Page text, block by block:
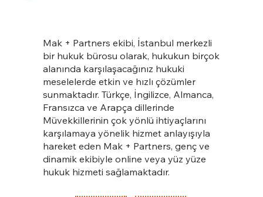
Mak + Partners ekibi, İstanbul merkezli
bir hukuk bürosu olarak, hukukun birçok
alanında karşılaşacağınız hukuki
meselelerde etkin ve hızlı çözümler
sunmaktadır. Türkçe, İngilizce, Almanca,
Fransızca ve Arapça dillerinde
Müvekkillerinin çok yönlü ihtiyaçlarını
karşılamaya yönelik hizmet anlayışıyla
hareket eden Mak + Partners, genç ve
dinamik ekibiyle online veya yüz yüze
hukuk hizmeti sağlamaktadır.